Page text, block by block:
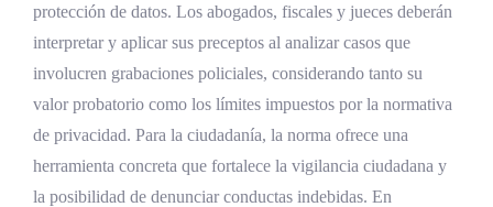
protección de datos. Los abogados, fiscales y jueces deberán
interpretar y aplicar sus preceptos al analizar casos que
involucren grabaciones policiales, considerando tanto su
valor probatorio como los límites impuestos por la normativa
de privacidad. Para la ciudadanía, la norma ofrece una
herramienta concreta que fortalece la vigilancia ciudadana y
la posibilidad de denunciar conductas indebidas. En